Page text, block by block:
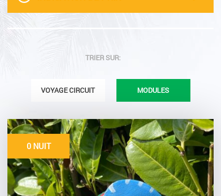
TRIER SUR:
VOYAGE CIRCUIT MODULES
0 NUIT